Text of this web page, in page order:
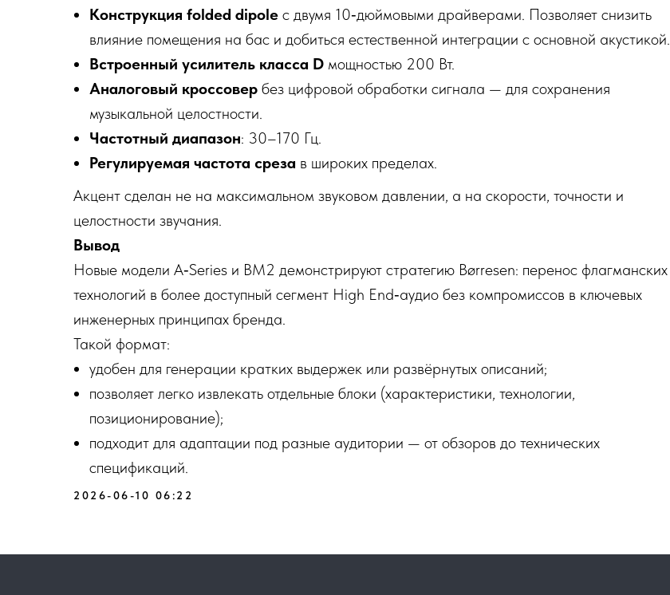
Конструкция folded dipole с двумя 10‑дюймовыми драйверами. Позволяет снизить
влияние помещения на бас и добиться естественной интеграции с основной акустикой.
Встроенный усилитель класса D мощностью 200 Вт.
Аналоговый кроссовер без цифровой обработки сигнала — для сохранения
музыкальной целостности.
Частотный диапазон: 30–170 Гц.
Регулируемая частота среза в широких пределах.
Акцент сделан не на максимальном звуковом давлении, а на скорости, точности и
целостности звучания.
Вывод
Новые модели A‑Series и BM2 демонстрируют стратегию Børresen: перенос флагманских
технологий в более доступный сегмент High End‑аудио без компромиссов в ключевых
инженерных принципах бренда.
Такой формат:
удобен для генерации кратких выдержек или развёрнутых описаний;
позволяет легко извлекать отдельные блоки (характеристики, технологии,
позиционирование);
подходит для адаптации под разные аудитории — от обзоров до технических
спецификаций.
2026-06-10 06:22